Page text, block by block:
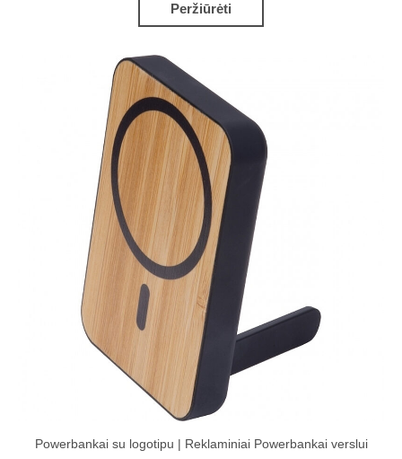
Peržiūrėti
Powerbankai su logotipu | Reklaminiai Powerbankai verslui